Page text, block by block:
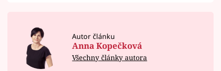
Autor článku
Anna Kopečková
Všechny články autora